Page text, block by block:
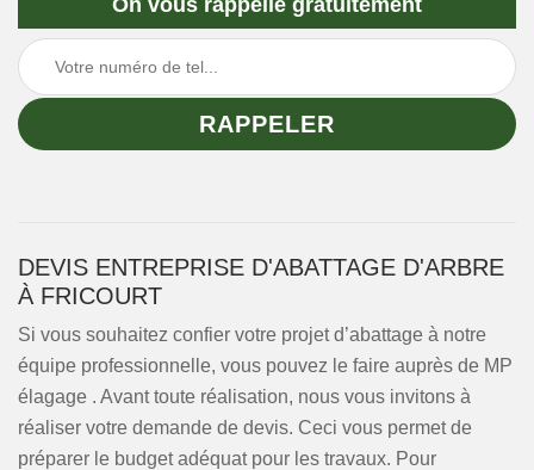
On vous rappelle gratuitement
DEVIS ENTREPRISE D'ABATTAGE D'ARBRE
À FRICOURT
Si vous souhaitez confier votre projet d’abattage à notre
équipe professionnelle, vous pouvez le faire auprès de MP
élagage . Avant toute réalisation, nous vous invitons à
réaliser votre demande de devis. Ceci vous permet de
préparer le budget adéquat pour les travaux. Pour